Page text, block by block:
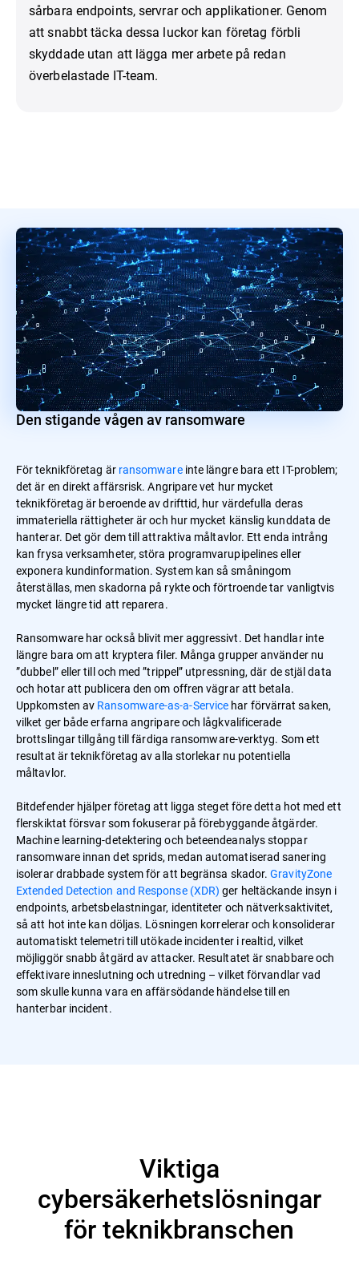
sårbara endpoints, servrar och applikationer. Genom
att snabbt täcka dessa luckor kan företag förbli
skyddade utan att lägga mer arbete på redan
överbelastade IT-team.
Den stigande vågen av ransomware
För teknikföretag är ransomwareinte längre bara ett IT-problem;
det är en direkt affärsrisk. Angripare vet hur mycket
teknikföretag är beroende av drifttid, hur värdefulla deras
immateriella rättigheter är och hur mycket känslig kunddata de
hanterar. Det gör dem till attraktiva måltavlor. Ett enda intrång
kan frysa verksamheter, störa programvarupipelines eller
exponera kundinformation. System kan så småningom
återställas, men skadorna på rykte och förtroende tar vanligtvis
mycket längre tid att reparera.
Ransomware har också blivit mer aggressivt. Det handlar inte
längre bara om att kryptera filer. Många grupper använder nu
”dubbel” eller till och med ”trippel” utpressning, där de stjäl data
och hotar att publicera den om offren vägrar att betala.
Uppkomsten av Ransomware-as-a-Service har förvärrat saken,
vilket ger både erfarna angripare och lågkvalificerade
brottslingar tillgång till färdiga ransomware-verktyg. Som ett
resultat är teknikföretag av alla storlekar nu potentiella
måltavlor.
Bitdefender hjälper företag att ligga steget före detta hot med ett
flerskiktat försvar som fokuserar på förebyggande åtgärder.
Machine learning-detektering och beteendeanalys stoppar
ransomware innan det sprids, medan automatiserad sanering
isolerar drabbade system för att begränsa skador.GravityZone
Extended Detection and Response (XDR) ger heltäckande insyn i
endpoints, arbetsbelastningar, identiteter och nätverksaktivitet,
så att hot inte kan döljas. Lösningen korrelerar och konsoliderar
automatiskt telemetri till utökade incidenter i realtid, vilket
möjliggör snabb åtgärd av attacker. Resultatet är snabbare och
effektivare inneslutning och utredning – vilket förvandlar vad
som skulle kunna vara en affärsödande händelse till en
hanterbar incident.
Viktiga
cybersäkerhetslösningar
för teknikbranschen